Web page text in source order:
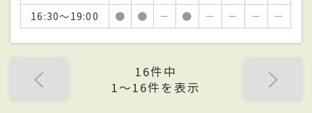
16:30～19:00
● ● － ● － － － －
16件中
1〜16件を表示